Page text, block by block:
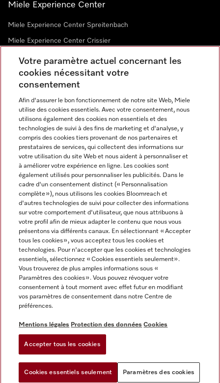
Miele Experience Center
Miele Experience Center Spreitenbach
Miele Experience Center Crissier
Newsletter
Langue
FRANÇAIS
Mentions légales
CGV
Protection des données
Paramètres des cookies
Miele sur Youtube
Votre paramètre actuel concernant les
cookies nécessitant votre
consentement
Afin d'assurer le bon fonctionnement de notre site Web, Miele
utilise des cookies essentiels. Avec votre consentement, nous
utilisons également des cookies non essentiels et des
technologies de suivi à des fins de marketing et d'analyse, y
compris des cookies tiers provenant de nos partenaires et
prestataires de services, qui collectent des informations sur
votre utilisation du site Web et nous aident à personnaliser et
à améliorer votre expérience en ligne. Les cookies sont
également utilisés pour personnaliser les publicités. Dans le
cadre d'un consentement distinct (« Personnalisation
complète »), nous utilisons les cookies Bloomreach et
d'autres technologies de suivi pour collecter des informations
sur votre comportement d'utilisateur, que nous attribuons à
votre profil afin de mieux adapter le contenu que nous vous
présentons via différents canaux. En sélectionnant « Accepter
tous les cookies », vous acceptez tous les cookies et
technologies. Pour n'accepter que les cookies et technologies
essentiels, sélectionnez « Cookies essentiels seulement».
Vous trouverez de plus amples informations sous «
Paramètres des cookies ». Vous pouvez révoquer votre
consentement à tout moment avec effet futur en modifiant
vos paramètres de consentement dans notre Centre de
préférences.
Mentions légales Protection des données Cookies
Accepter tous les cookies
Cookies essentiels seulement Paramètres des cookies